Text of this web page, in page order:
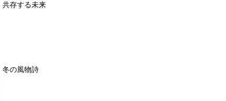
共存する未来
冬の風物詩